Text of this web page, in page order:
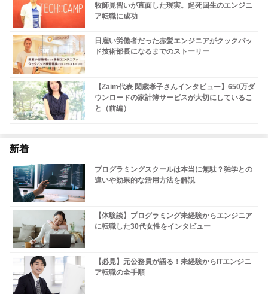
牧師見習いが直面した現実。起死回生のエンジニ
ア転職に成功
日雇い労働者だった赤髪エンジニアがクックパッ
ド技術部長になるまでのストーリー
【Zaim代表 閑歳孝子さんインタビュー】650万ダ
ウンロードの家計簿サービスが大切にしているこ
と（前編）
新着
プログラミングスクールは本当に無駄？独学との
違いや効果的な活用方法を解説
【体験談】プログラミング未経験からエンジニア
に転職した30代女性をインタビュー
【必見】元公務員が語る！未経験からITエンジニ
ア転職の全手順